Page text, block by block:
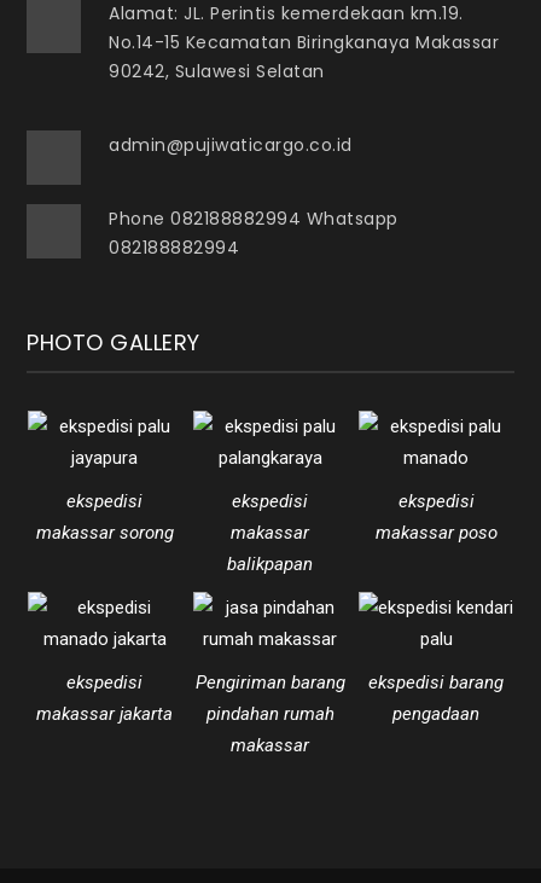
Alamat: JL. Perintis kemerdekaan km.19.
No.14-15 Kecamatan Biringkanaya Makassar
90242, Sulawesi Selatan
admin@pujiwaticargo.co.id
Phone 082188882994 Whatsapp
082188882994
PHOTO GALLERY
ekspedisi
makassar sorong
ekspedisi
makassar
balikpapan
ekspedisi
makassar poso
ekspedisi
makassar jakarta
Pengiriman barang
pindahan rumah
makassar
ekspedisi barang
pengadaan